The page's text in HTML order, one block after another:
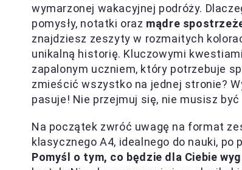
wymarzonej wakacyjnej podróży.
pomysły, notatki oraz mądre
znajdziesz zeszyty w rozmaitych
unikalną historię. Kluczowymi
zapalonym uczniem, który potrzebuje
zmieścić wszystko na jednej stronie?
pasuje! Nie przejmuj się, nie musisz
Na początek zwróć uwagę na format
klasycznego A4, idealnego do nauki,
Pomyśl o tym, co będzie dla Ciebie